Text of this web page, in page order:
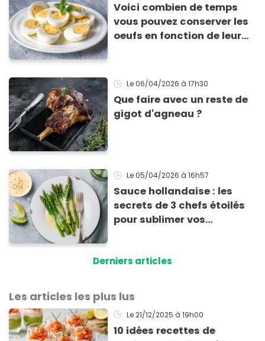
Voici combien de temps
vous pouvez conserver les
oeufs en fonction de leur
Le 06/04/2026 à 17h30
Que faire avec un reste de
gigot d'agneau ?
Le 05/04/2026 à 16h57
Sauce hollandaise : les
secrets de 3 chefs étoilés
pour sublimer vos
Derniers articles
Les articles les plus lus
Le 21/12/2025 à 19h00
10 idées recettes de